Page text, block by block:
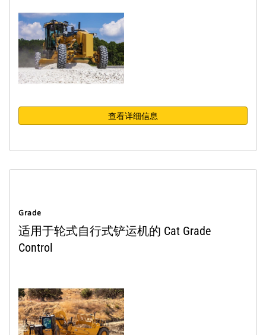
查看详细信息
Grade
适用于轮式自行式铲运机的 Cat Grade
Control